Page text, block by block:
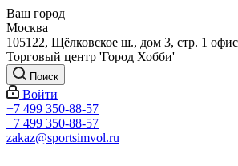
Ваш город
Москва
105122, Щёлковское ш., дом 3, стр. 1
Торговый центр 'Город Хобби'
Поиск
Войти
+7 499 350-88-57
+7 499 350-88-57
zakaz@sportsimvol.ru